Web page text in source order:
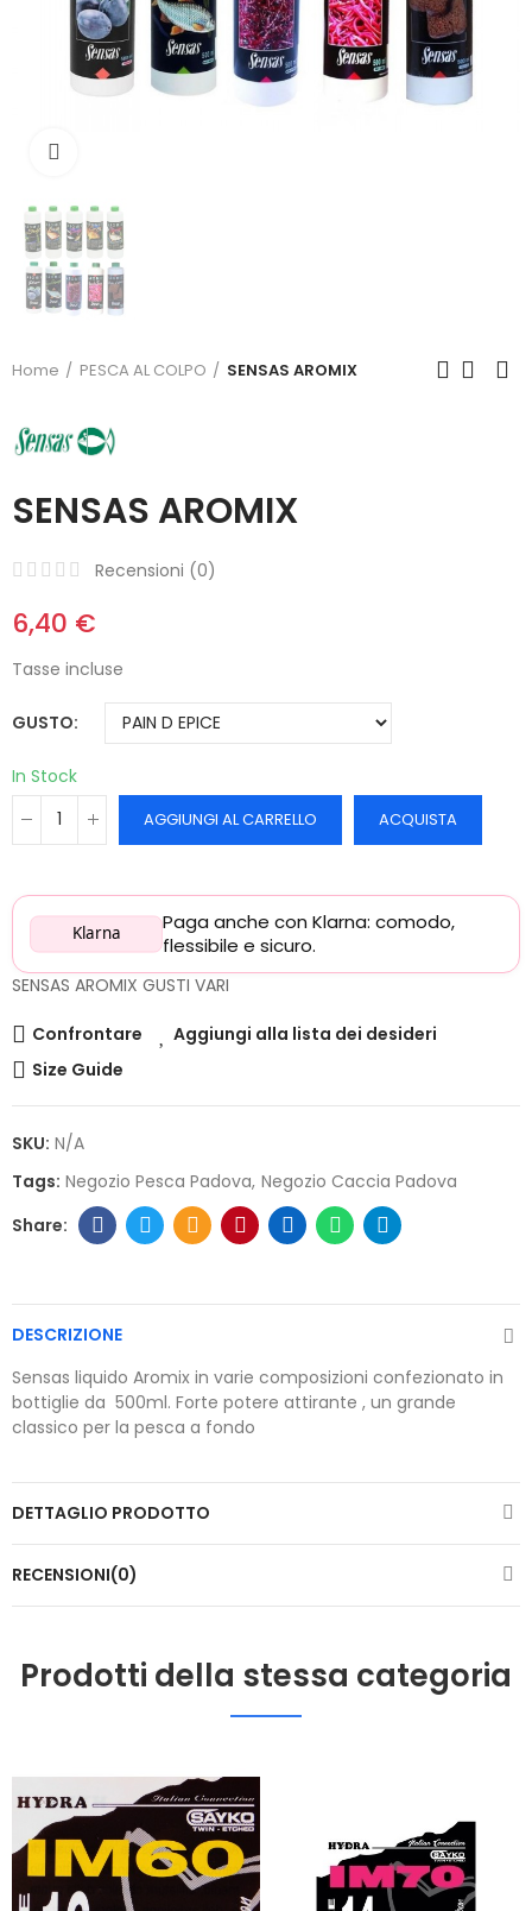
Home PESCA AL COLPO SENSAS AROMIX
SENSAS AROMIX
Recensioni (0)
6,40 €
Tasse incluse
GUSTO
In Stock
AGGIUNGI AL CARRELLO ACQUISTA
Klarna
Paga anche con Klarna: comodo,
flessibile e sicuro.
SENSAS AROMIX GUSTI VARI
Confrontare
Aggiungi alla lista dei desideri
Size Guide
SKU: N/A
Tags: Negozio Pesca Padova Negozio Caccia Padova
DESCRIZIONE
Sensas liquido Aromix in varie composizioni confezionato in
bottiglie da 500ml. Forte potere attirante , un grande
classico per la pesca a fondo
DETTAGLIO PRODOTTO
RECENSIONI(0)
Prodotti della stessa categoria